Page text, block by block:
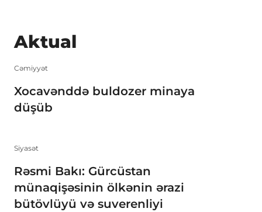
Aktual
Cəmiyyət
Xocavənddə buldozer minaya
düşüb
Siyasət
Rəsmi Bakı: Gürcüstan
münaqişəsinin ölkənin ərazi
bütövlüyü və suverenliyi